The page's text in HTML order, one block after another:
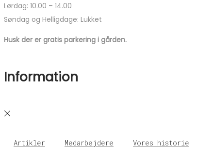
Lørdag: 10.00 – 14.00
Søndag og Helligdage: Lukket
Husk der er gratis parkering i gården.
Information
Artikler Medarbejdere Vores historie